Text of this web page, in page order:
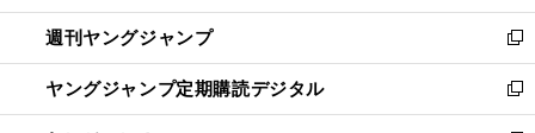
開
く
ウ
で
開
く
ン
ド
ウ
で
開
ウ
ィ
ン
ド
ウ
週刊ヤングジャンプ
新
し
い
ウ
ヤングジャンプ定期購読デジタル
新
し